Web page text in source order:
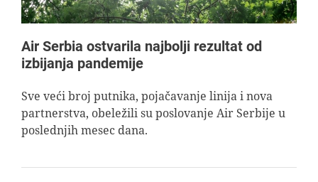
Air Serbia ostvarila najbolji rezultat od
izbijanja pandemije
Sve veći broj putnika, pojačavanje linija i nova
partnerstva, obeležili su poslovanje Air Serbije u
poslednjih mesec dana.